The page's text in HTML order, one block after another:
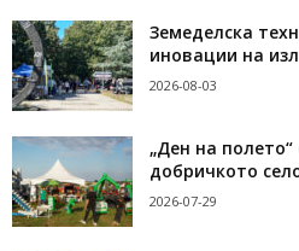
Земеделска
иновации на
2026-08-03
„Ден на
добричкото
2026-07-29